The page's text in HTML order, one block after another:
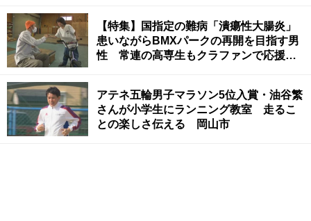
【特集】国指定の難病「潰瘍性大腸炎」
患いながらBMXパークの再開を目指す男
性 常連の高専生もクラファンで応援
アテネ五輪男子マラソン5位入賞・油谷繁
さんが小学生にランニング教室 走るこ
との楽しさ伝える 岡山市